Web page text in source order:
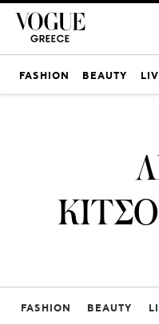
FASHION BEAUTY
FASHION BEAUTY